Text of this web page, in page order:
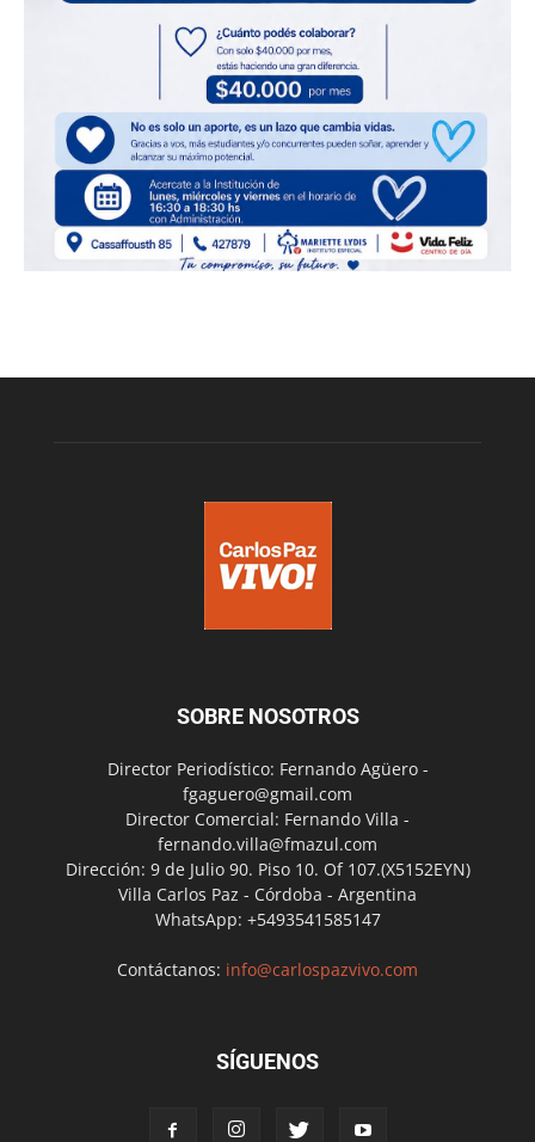
SOBRE NOSOTROS
Director Periodístico: Fernando Agüero -
fgaguero@gmail.com
Director Comercial: Fernando Villa -
fernando.villa@fmazul.com
Dirección: 9 de Julio 90. Piso 10. Of 107.(X5152EYN)
Villa Carlos Paz - Córdoba - Argentina
WhatsApp: +5493541585147
Contáctanos: info@carlospazvivo.com
SÍGUENOS